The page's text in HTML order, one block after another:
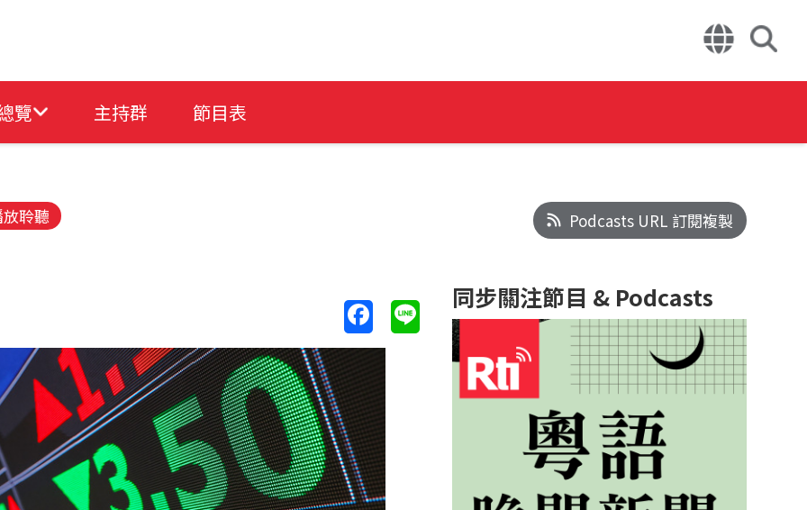
覽 主持群 節目表
聆聽 Podcasts URL 訂閱複製
同步關注節目 & Podcasts